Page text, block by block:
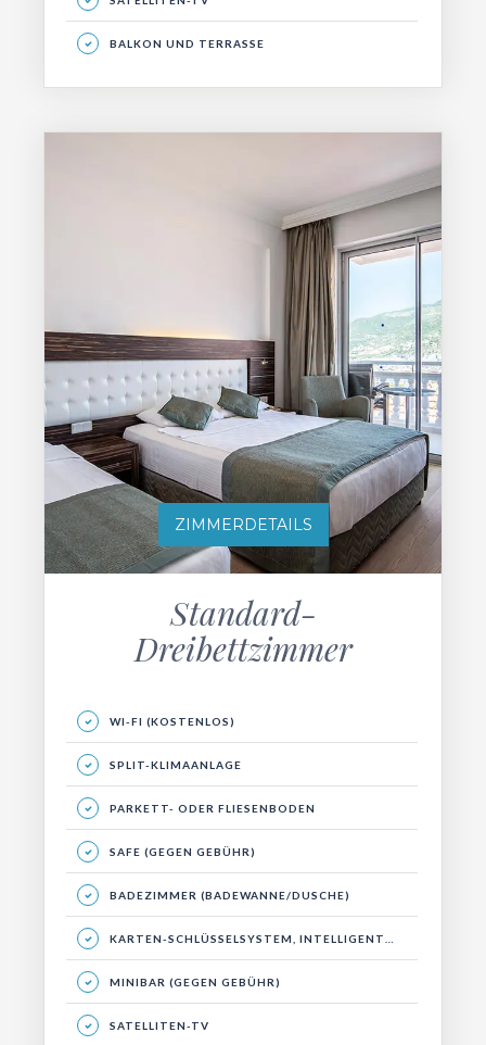
BALKON UND TERRASSE
ZIMMERDETAILS
Standard-
Dreibettzimmer
WI-FI (KOSTENLOS)
SPLIT-KLIMAANLAGE
PARKETT- ODER FLIESENBODEN
SAFE (GEGEN GEBÜHR)
BADEZIMMER (BADEWANNE/DUSCHE)
KARTEN-SCHLÜSSELSYSTEM, INTELLIGENTES ENERGIESYSTEM
MINIBAR (GEGEN GEBÜHR)
SATELLITEN-TV